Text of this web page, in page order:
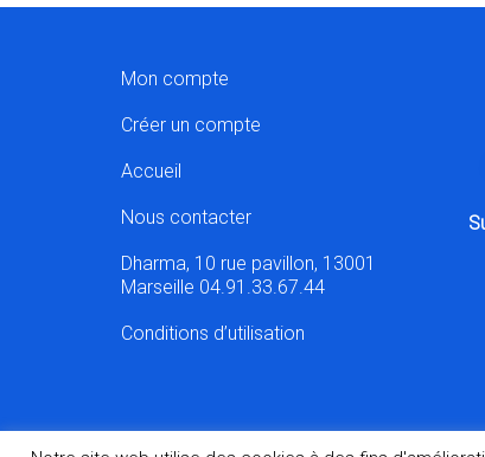
Mon compte
Créer un compte
Accueil
Nous contacter
Dharma, 10 rue pavillon, 13001
Marseille 04.91.33.67.44
Conditions d’utilisation